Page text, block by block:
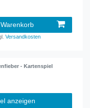
Versandkosten
- Kartenspiel
anzeigen